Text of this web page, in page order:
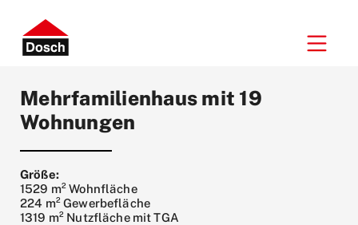
Mehrfamilienhaus mit 19
Wohnungen
Größe:
1529 m² Wohnfläche
224 m² Gewerbefläche
1319 m² Nutzfläche mit TGA